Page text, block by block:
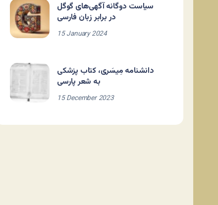
سیاست دوگانه آگهی‌های گوگل
در برابر زبان فارسی
15 January 2024
دانشنامه مِیسَری، کتاب پزشکی
به شعر پارسی
15 December 2023